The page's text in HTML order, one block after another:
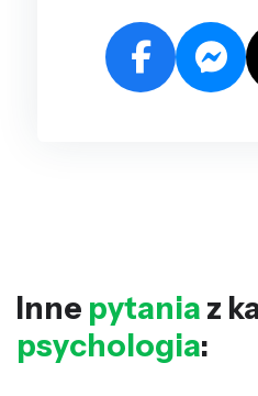
Inne pytania z
psychologia: